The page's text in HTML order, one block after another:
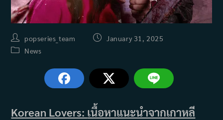
Post
author:
popseries_team
Post January 31, 2025
PostNews
Korean Lovers: เนื้อหาแนะนำจากเกาหลี